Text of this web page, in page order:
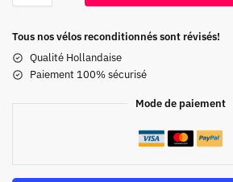
Tous nos vélos reconditionnés sont révisés!
Qualité Hollandaise
Paiement 100% sécurisé
Mode de paiement